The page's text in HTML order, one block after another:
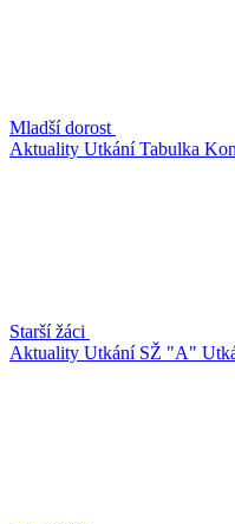
Mladší dorost
Aktuality UtkáníTabulka
Starší žáci
Aktuality Utkání SŽ "A"